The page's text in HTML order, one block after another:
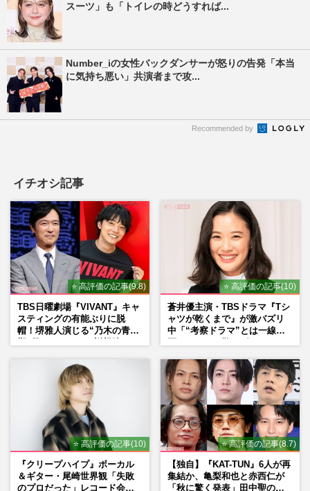
スーツ」も「トイレの時どうすれば...
Number_iの女性バックダンサーが怒りの告発「本当
に気持ち悪い」共演者まで攻...
Recommended by
イチオシ記事
⭐ 高評価の記事(9.8)
TBS日曜劇場『VIVANT』キャ
スティングの有能ぶりに脱
帽！堺雅人演じる“乃木の青年
マン長男・櫻井海音だった
⭐ 高評価の記事(10)
蒼井優主演・TBSドラマ『Tシ
ャツが乾くまで』が激バズリ
中「“考察ドラマ”とは一線を
⭐ 高評価の記事(10)
『クリープハイプ』ボーカル
＆ギター・尾崎世界観「失敗
のプロだった」レコード会社
⭐ 高評価の記事(8.7)
【独自】『KAT-TUN』6人が再
集結か、亀梨和也と赤西仁が
「秋に驚く発表」田中聖の刑